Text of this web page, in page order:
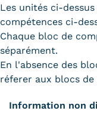
Les unités ci-
compétences ci-
Chaque bloc de
séparément.
En l'absence des
réferer aux blocs de
Information non